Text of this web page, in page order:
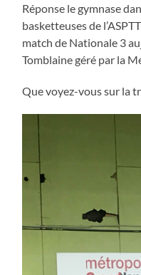
Réponse le gymnase
basketteuses de
match de Nationale 3
Tomblaine géré par la
Que voyez-vous sur la